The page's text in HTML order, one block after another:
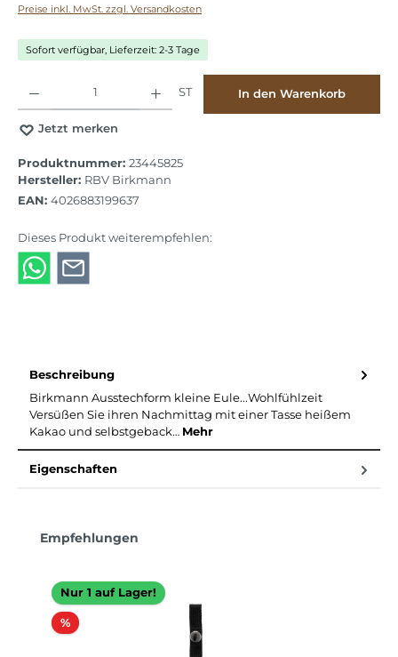
Preise inkl. MwSt. zzgl. Versandkosten
Sofort verfügbar, Lieferzeit: 2-3 Tage
ST In den Warenkorb
Jetzt merken
Produktnummer: 23445825
Hersteller: RBV Birkmann
EAN: 4026883199637
Dieses Produkt weiterempfehlen:
Beschreibung
Birkmann Ausstechform kleine Eule...Wohlfühlzeit
Versüßen Sie ihren Nachmittag mit einer Tasse heißem
Kakao und selbstgeback… Mehr
Eigenschaften
Produktgalerie überspringen
Empfehlungen
Nur 1 auf Lager!
%Rabatt